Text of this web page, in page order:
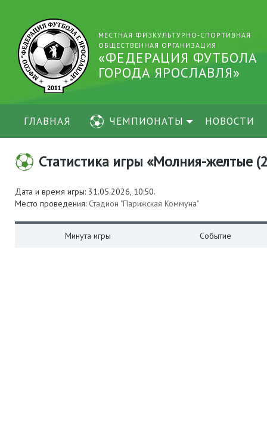
МЕСТНАЯ ФИЗКУЛЬТУРНО-СПОРТИВНАЯ
ОБЩЕСТВЕННАЯ ОРГАНИЗАЦИЯ
«ФЕДЕРАЦИЯ ФУТБОЛА
ГОРОДА ЯРОСЛАВЛЯ»
ГЛАВНАЯ ЧЕМПИОНАТЫ НОВОСТИ
Статистика игры «Молния-желтые
Дата и время игры: 31.05.2026, 10:50.
Место проведения: Стадион "Парижская Коммуна"
Минута игры Событие